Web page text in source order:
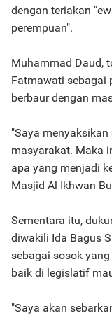
dengan teriakan
perempuan".
Muhammad Daud,
Fatmawati sebagai
berbaur dengan
"Saya
masyarakat. Maka
apa yang menjadi
Masjid Al Ikhwan
Sementara itu,
diwakili Ida Bagus
sebagai sosok
baik di legislatif
"Saya akan